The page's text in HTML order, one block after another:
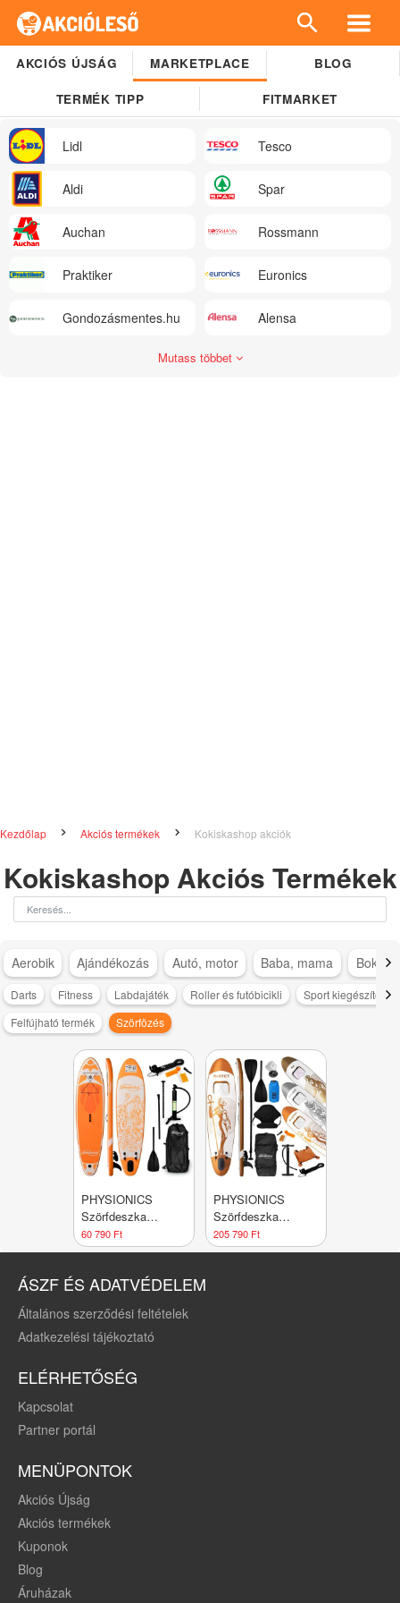
AKCIÓS ÚJSÁG MARKETPLACE BLOG
TERMÉK TIPP FITMARKET
Lidl Tesco
Aldi Spar
Auchan Rossmann
Praktiker Euronics
Gondozásmentes.hu Alensa
Mutass többet
Kezdőlap Akciós termékek Kokiskashop akciók
Kokiskashop Akciós Termékek
Aerobik Ajándékozás Autó, motor Baba, mama
Darts Fitness Labdajáték Roller és futóbicikli
Sport kiegészítő
Felfújható termék
Szörfözés
PHYSIONICS
Szörfdeszka
felfújható polip 320
cm
60 790 Ft
PHYSIONICS
Szörfdeszka
kiegészítőkkel 320
x 80 cm bronz
205 790 Ft
ÁSZF ÉS ADATVÉDELEM
Általános szerződési feltételek
Adatkezelési tájékoztató
ELÉRHETŐSÉG
Kapcsolat
Partner portál
MENÜPONTOK
Akciós Újság
Akciós termékek
Kuponok
Blog
Áruházak